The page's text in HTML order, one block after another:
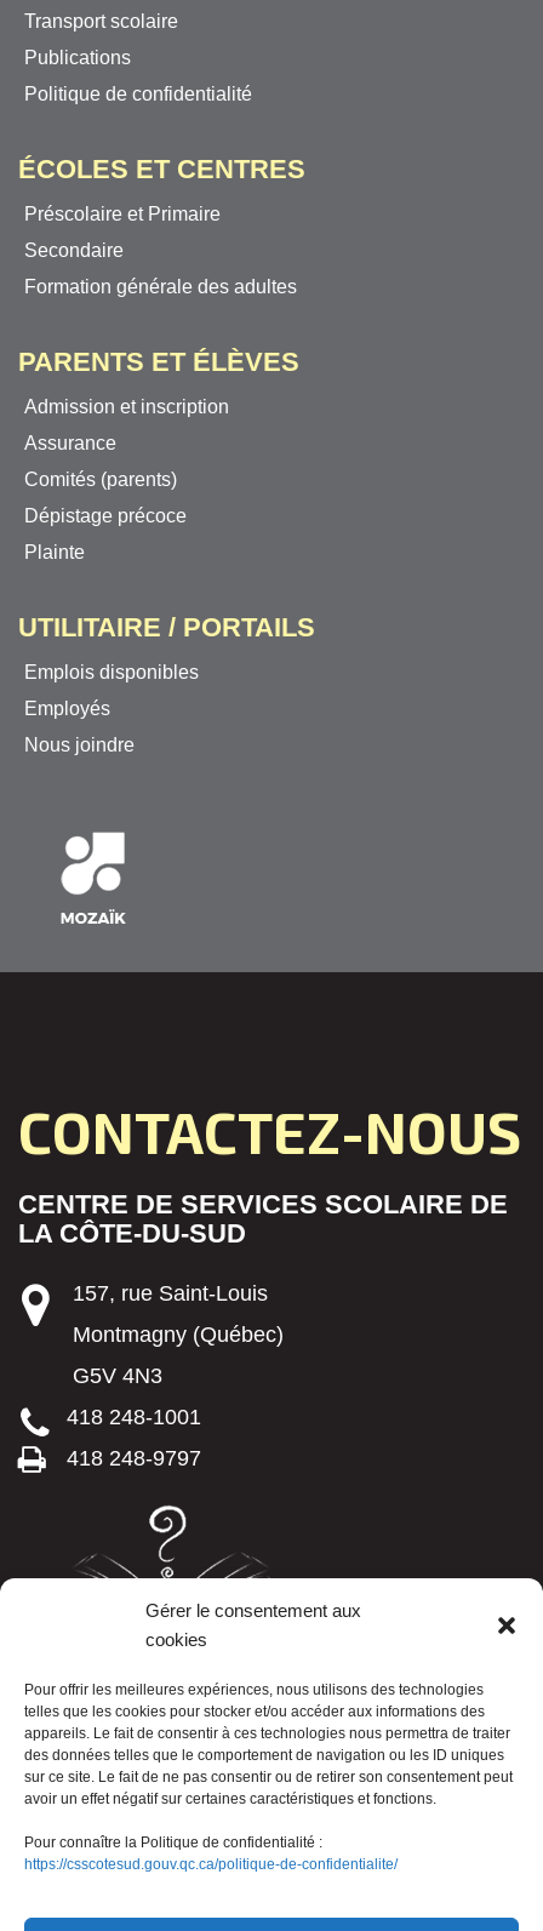
Gérer le consentement aux
cookies
Pour offrir les meilleures expériences, nous utilisons des technologies
telles que les cookies pour stocker et/ou accéder aux informations des
appareils. Le fait de consentir à ces technologies nous permettra de traiter
des données telles que le comportement de navigation ou les ID uniques
sur ce site. Le fait de ne pas consentir ou de retirer son consentement peut
avoir un effet négatif sur certaines caractéristiques et fonctions.
Pour connaître la Politique de confidentialité :
https://csscotesud.gouv.qc.ca/politique-de-confidentialite/
Transport scolaire
Publications
Politique de confidentialité
ÉCOLES ET CENTRES
Préscolaire et Primaire
Secondaire
Formation générale des adultes
PARENTS ET ÉLÈVES
Admission et inscription
Assurance
Comités (parents)
Dépistage précoce
Plainte
UTILITAIRE / PORTAILS
Emplois disponibles
Employés
Nous joindre
CONTACTEZ-NOUS
CENTRE DE SERVICES SCOLAIRE DE
LA CÔTE-DU-SUD
157, rue Saint-Louis
Montmagny (Québec)
G5V 4N3
418 248-1001
418 248-9797
LISTE TÉLÉPHONIQUE
Nous joindre